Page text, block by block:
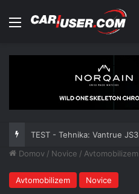
Meni
TEST - Tehnika: Vantrue JS3
Domov / Novice / Avtomobilizem
Avtomobilizem Novice